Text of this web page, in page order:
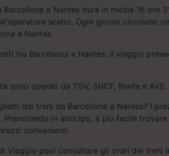
a Nantes dura in media 16 ore
scelto. Ogni giorno circolano
e Nantes.
tra Barcellona e Nantes: il viaggio
sono operati da TGV, SNCF, Renfe e AVE.
dei treni da Barcellona a Nantes? I
Prenotando in anticipo, è più facile trovare
convenienti.
Viaggio puoi consultare gli orari dei treni